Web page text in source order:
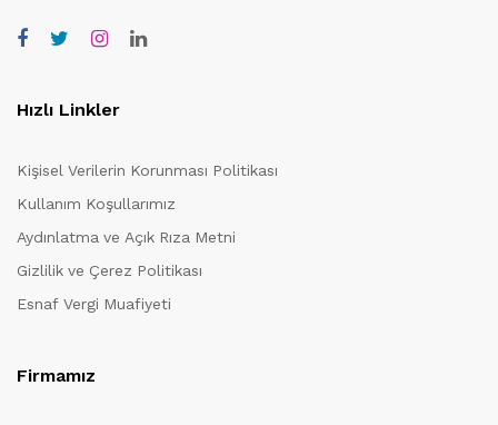
Hızlı Linkler
Kişisel Verilerin Korunması Politikası
Kullanım Koşullarımız
Aydınlatma ve Açık Rıza Metni
Gizlilik ve Çerez Politikası
Esnaf Vergi Muafiyeti
Firmamız